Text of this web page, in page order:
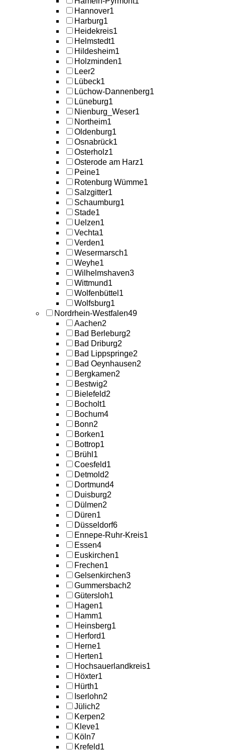
Hannover1
Harburg1
Heidekreis1
Helmstedt1
Hildesheim1
Holzminden1
Leer2
Lübeck1
Lüchow-Dannenberg1
Lüneburg1
Nienburg_Weser1
Northeim1
Oldenburg1
Osnabrück1
Osterholz1
Osterode am Harz1
Peine1
Rotenburg Wümme1
Salzgitter1
Schaumburg1
Stade1
Uelzen1
Vechta1
Verden1
Wesermarsch1
Weyhe1
Wilhelmshaven3
Wittmund1
Wolfenbüttel 1
Wolfsburg1
Nordrhein-Westfalen49
Aachen2
Bad Berleburg2
Bad Driburg2
Bad Lippspringe2
Bad Oeynhausen2
Bergkamen2
Bestwig2
Bielefeld2
Bocholt1
Bochum4
Bonn2
Borken1
Bottrop1
Brühl 1
Coesfeld1
Detmold2
Dortmund4
Duisburg2
Dülmen2
Düren1
Düsseldorf6
Ennepe-Ruhr-Kreis1
Essen4
Euskirchen1
Frechen1
Gelsenkirchen3
Gummersbach2
Gütersloh1
Hagen1
Hamm1
Heinsberg1
Herford1
Herne1
Herten1
Hochsauerlandkreis1
Höxter1
Hürth1
Iserlohn2
Jülich2
Kerpen2
Kleve1
Köln7
Krefeld1